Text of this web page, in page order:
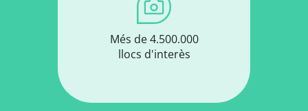
Més de 4.500.000
llocs d'interès